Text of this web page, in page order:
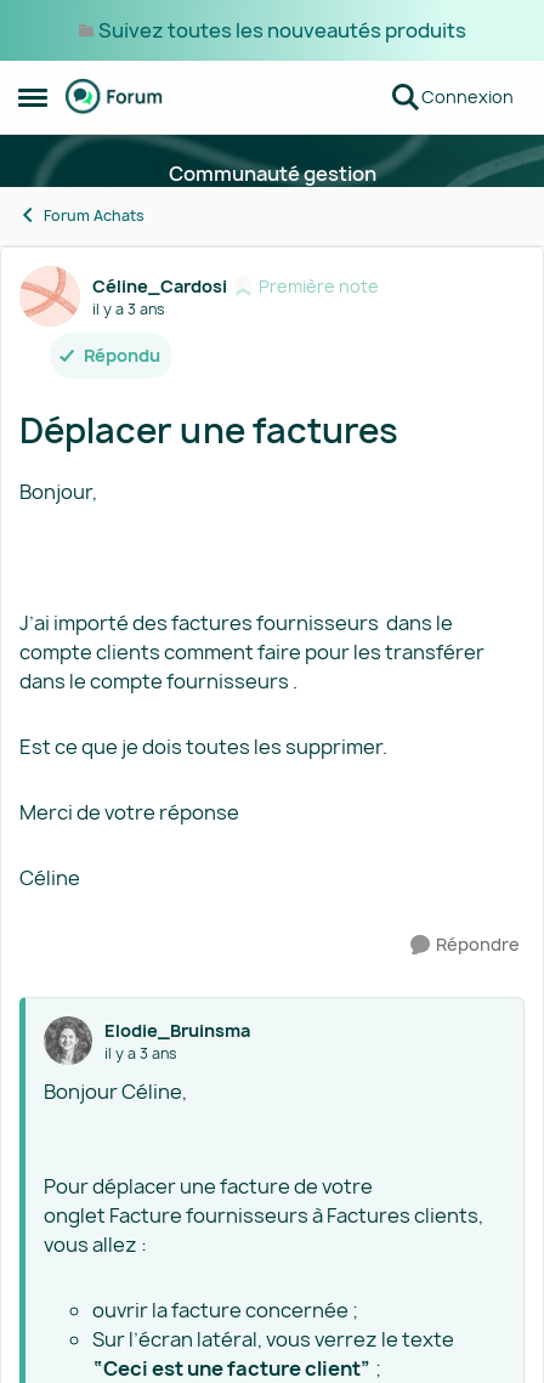
Suivez toutes les nouveautés produits
Ouvrir Menu Latéral
Passer au contenu Connexion
Communauté gestion
Forum Achats
Forum Discussion
Céline_Cardosi Première note
il y a 3 ans
Répondu
Déplacer une factures
Bonjour,
J’ai importé des factures fournisseurs dans le
compte clients comment faire pour les transférer
dans le compte fournisseurs .
Est ce que je dois toutes les supprimer.
Merci de votre réponse
Céline
Répondre
Elodie_Bruinsma
il y a 3 ans
Bonjour Céline,
Pour déplacer une facture de votre
onglet Facture fournisseurs à Factures clients,
vous allez :
ouvrir la facture concernée ;
Sur l’écran latéral, vous verrez le texte
“Ceci est une facture client” ;